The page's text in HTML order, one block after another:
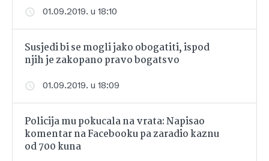
01.09.2019. u 18:10
Susjedi bi se mogli jako obogatiti, ispod
njih je zakopano pravo bogatsvo
01.09.2019. u 18:09
Policija mu pokucala na vrata: Napisao
komentar na Facebooku pa zaradio kaznu
od 700 kuna